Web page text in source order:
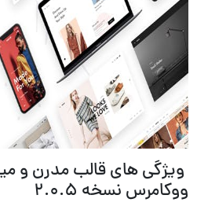
ووکامرس نسخه 2.0.5